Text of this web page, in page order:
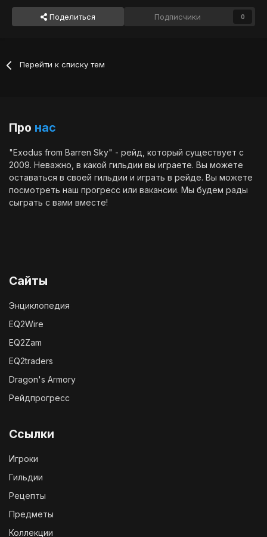
Поделиться Подписчики 0
Перейти к списку тем
Про нас
"Exodus from Barren Sky" - рейд, который существует с
2009. Неважно, в какой гильдии вы играете. Вы можете
оставаться в своей гильдии и играть в рейде. Вы можете
посмотреть наш прогресс или вакансии. Мы будем рады
сыграть с вами вместе!
Сайты
Энциклопедия
EQ2Wire
EQ2Zam
EQ2traders
Dragon's Armory
Рейдпрогресс
Ссылки
Игроки
Гильдии
Рецепты
Предметы
Коллекции